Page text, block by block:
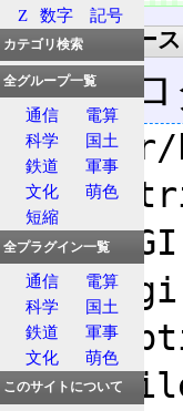
サンプルソー
CGIプ
#!/
use
use
my
my
my
Z
数字 記号
カテゴリ検索
全グループ一覧
通信
電算
科学
国土
鉄道
軍事
文化
萌色
短縮
全プラグイン一覧
通信
電算
科学
国土
鉄道
軍事
文化
萌色
このサイトについて